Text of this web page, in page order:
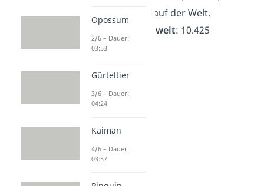
— fast überall auf der Welt.
Artenzahl weltweit: 10.425
Amphibien
Opossum
2/6 – Dauer:
03:53
Gürteltier
3/6 – Dauer:
04:24
Kaiman
4/6 – Dauer:
03:57